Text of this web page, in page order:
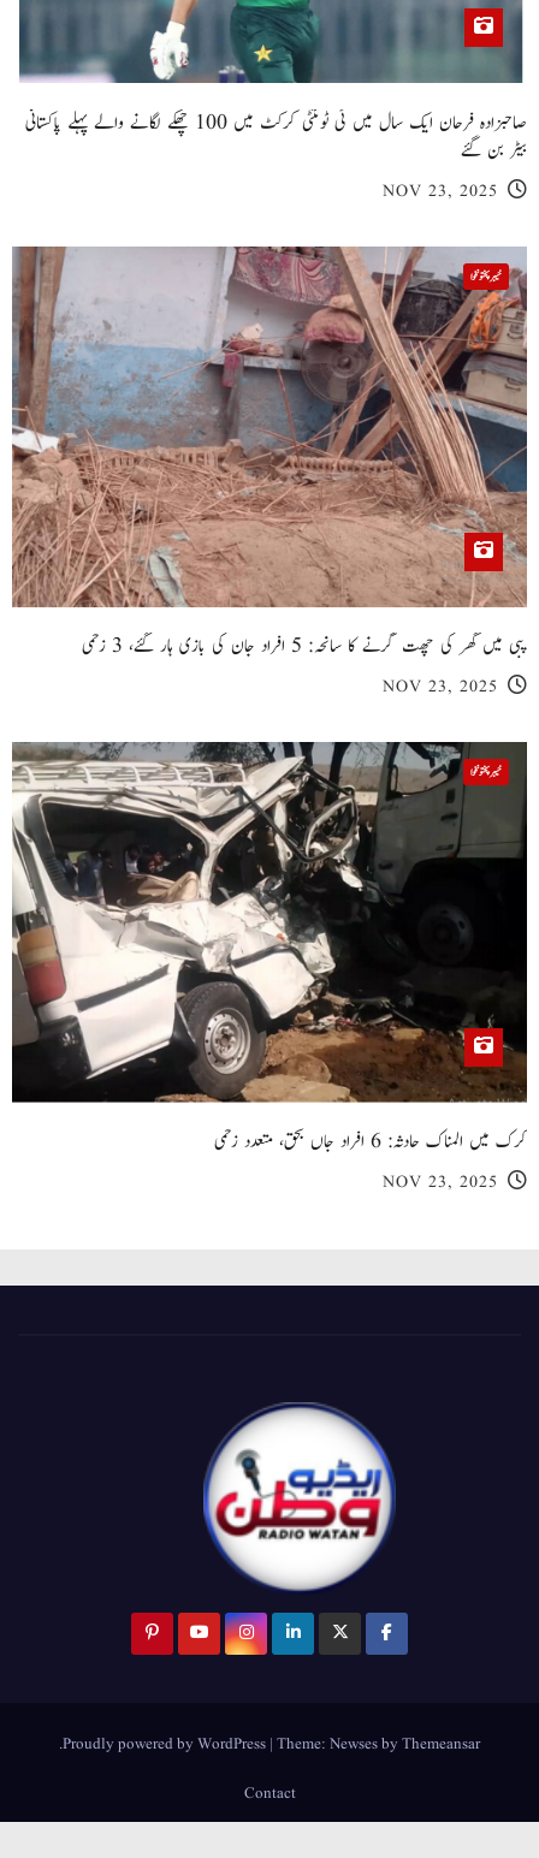
صاحبزادہ فرحان ایک سال میں ٹی ٹوئنٹی کرکٹ میں 100 چھکے لگانے والے پہلے پاکستانی
بیٹر بن گئے
NOV 23, 2025
خیبر پختونخوا
پبی میں گھر کی چھت گرنے کا سانحہ: 5 افراد جان کی بازی ہار گئے، 3 زخمی
NOV 23, 2025
خیبر پختونخوا
کرک میں المناک حادثہ: 6 افراد جاں بحق، متعدد زخمی
NOV 23, 2025
Proudly powered by WordPress |Theme:NewsesbyThemeansar
.
Contact